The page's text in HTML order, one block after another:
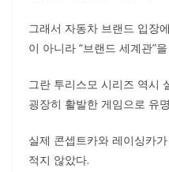
그래서 자동차 브랜드 입장
이 아니라 “브랜드 세계관”
그란 투리스모 시리즈 역시
굉장히 활발한 게임으로 유
실제 콘셉트카와 레이싱카
적지 않았다.